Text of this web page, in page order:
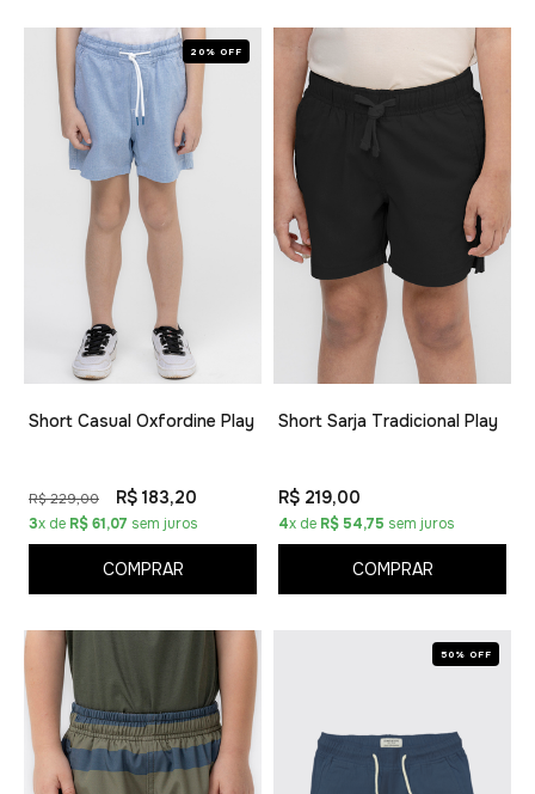
20% OFF
Short Casual Oxfordine Play
R$ 229,00 R$ 183,20
3x de R$ 61,07 sem juros
COMPRAR
Short Sarja Tradicional Play
R$ 219,00
4x de R$ 54,75 sem juros
COMPRAR
50% OFF